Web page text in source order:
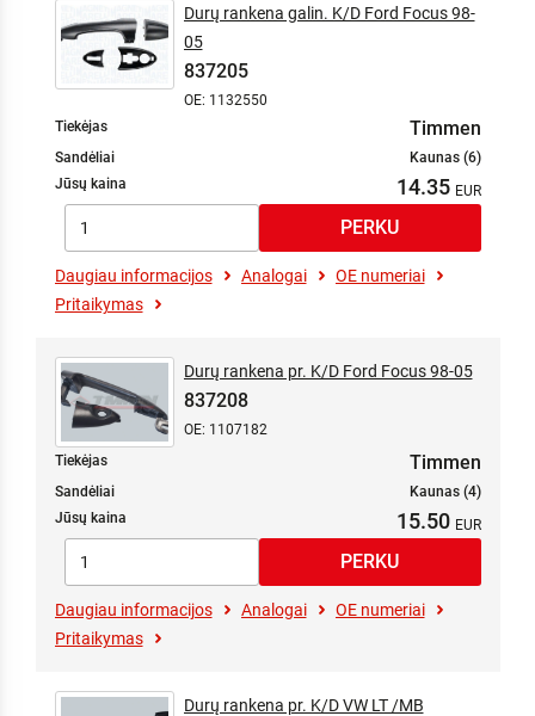
Durų rankena galin. K/D Ford Focus 98-
05
837205
OE: 1132550
Tiekėjas
Timmen
Sandėliai
Kaunas (6)
Jūsų kaina
14.35
Daugiau informacijos Analogai
OE numeriai
Pritaikymas
Durų rankena pr. K/D Ford Focus 98-05
837208
OE: 1107182
Tiekėjas
Timmen
Sandėliai
Kaunas (4)
Jūsų kaina
15.50
Daugiau informacijos Analogai
OE numeriai
Pritaikymas
Durų rankena pr. K/D VW LT /MB